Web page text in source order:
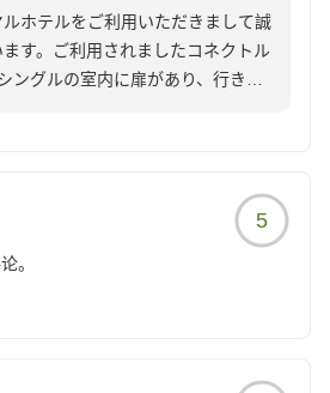
ホテルをご利用いただきまして誠
す。ご利用されましたコネクトル
ングルの室内に扉があり、行き来
スを目指して努力してまいりま
5
。